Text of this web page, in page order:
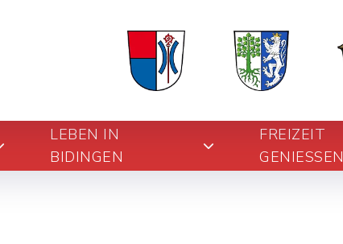
LEBEN IN
BIDINGEN
FREIZEIT
GENIESSEN